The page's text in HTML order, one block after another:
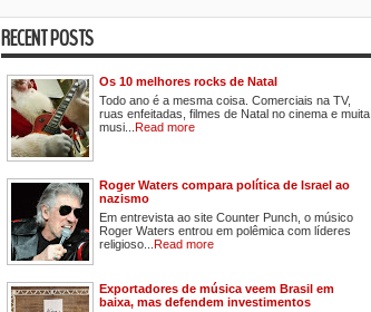
RECENT POSTS
Os 10 melhores rocks de Natal
Todo ano é a mesma coisa. Comerciais na TV,
ruas enfeitadas, filmes de Natal no cinema e muita
musi... Read more
Roger Waters compara política de Israel ao
nazismo
Em entrevista ao site Counter Punch, o músico
Roger Waters entrou em polêmica com líderes
religioso... Read more
Exportadores de música veem Brasil em
baixa, mas defendem investimentos